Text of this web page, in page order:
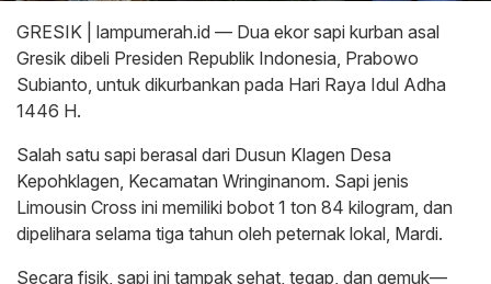
GRESIK | lampumerah.id — Dua ekor sapi kurban asal
Gresik dibeli Presiden Republik Indonesia, Prabowo
Subianto, untuk dikurbankan pada Hari Raya Idul Adha
1446 H.
Salah satu sapi berasal dari Dusun Klagen Desa
Kepohklagen, Kecamatan Wringinanom. Sapi jenis
Limousin Cross ini memiliki bobot 1 ton 84 kilogram, dan
dipelihara selama tiga tahun oleh peternak lokal, Mardi.
Secara fisik, sapi ini tampak sehat, tegap, dan gemuk—